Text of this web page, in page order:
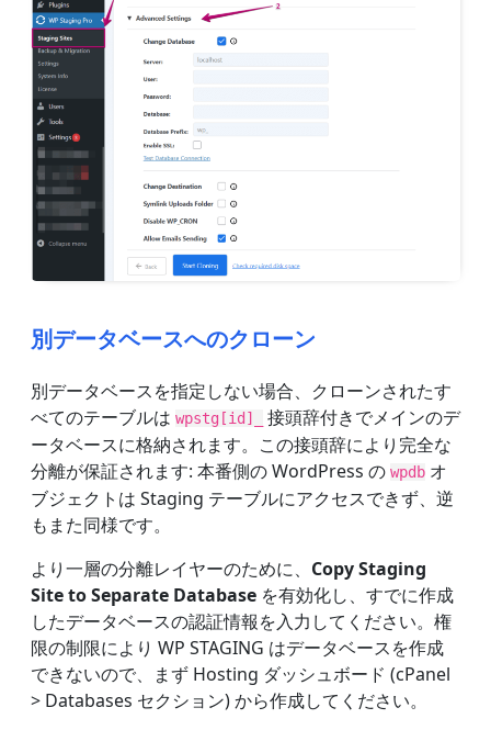
別データベースへのクローン
別データベースを指定しない場合、クローンされたす
べてのテーブルは wpstg[id]_
接頭辞付きでメインのデ
ータベースに格納されます。この接頭辞により完全な
分離が保証されます: 本番側の WordPress の wpdb オ
ブジェクトは Staging テーブルにアクセスできず、逆
もまた同様です。
より一層の分離レイヤーのために、 Copy Staging
Site to Separate Database を有効化し、すでに作成
したデータベースの認証情報を入力してください。権
限の制限により WP STAGING はデータベースを作成
できないので、まず Hosting ダッシュボード (cPanel
> Databases セクション) から作成してください。